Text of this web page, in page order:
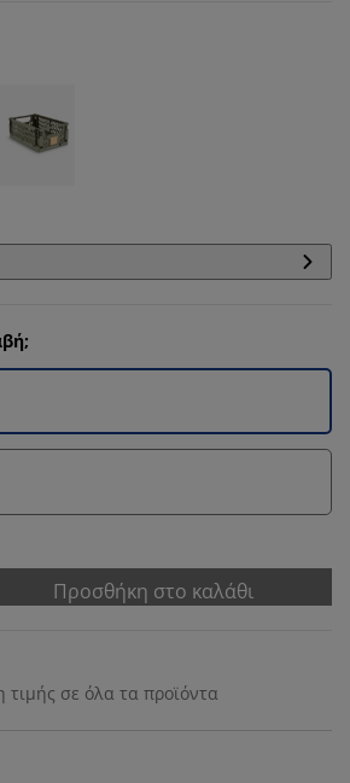
Προσθήκη στο καλάθι
τιμής σε όλα τα προϊόντα